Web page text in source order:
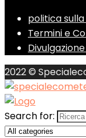
politica
Termini e
2022 ©
Search for: